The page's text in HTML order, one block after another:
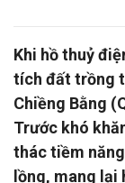
Khi hồ thuỷ
tích đất trồng
Chiềng Bằng
Trước khó
thác tiềm
lồng, mang lại